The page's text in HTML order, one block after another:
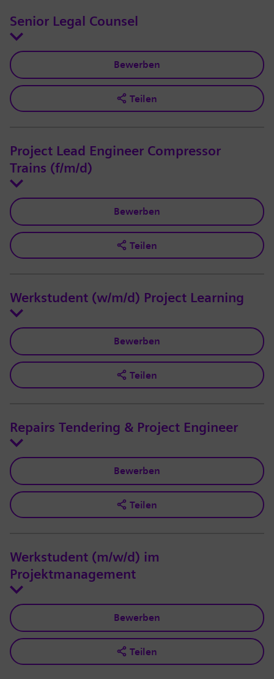
Senior Legal Counsel
Bewerben
Teilen
Project Lead Engineer Compressor
Trains (f/m/d)
Bewerben
Teilen
Werkstudent (w/m/d) Project Learning
Bewerben
Teilen
Repairs Tendering & Project Engineer
Bewerben
Teilen
Werkstudent (m/w/d) im
Projektmanagement
Bewerben
Teilen